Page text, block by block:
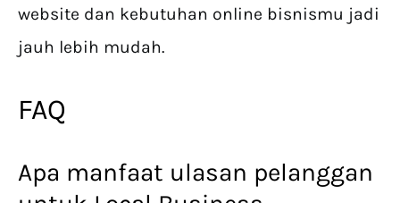
website dan kebutuhan online bisnismu jadi
jauh lebih mudah.
FAQ
Apa manfaat ulasan pelanggan